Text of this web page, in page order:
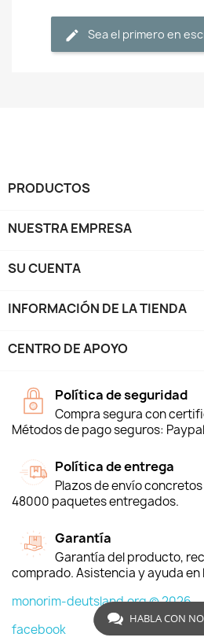
Sea el primero en
PRODUCTOS
NUESTRA EMPRESA
SU CUENTA
INFORMACIÓN DE LA TIENDA
CENTRO DE APOYO
Política de seguridad
Compra segura con
Métodos de pago seguros:
Política de entrega
Plazos de envío
48000 paquetes entregados.
Garantía
Garantía del producto,
comprado. Asistencia y ayuda en
monorim-deutsland.org © 2026
facebook
HABLA CON